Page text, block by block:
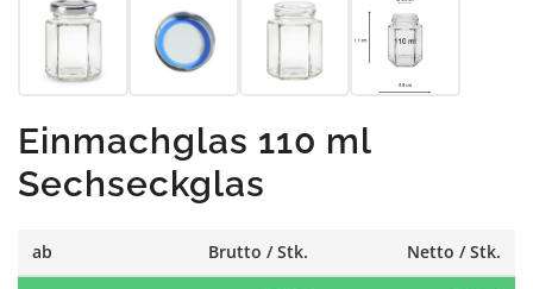
Einmachglas 110 ml
Sechseckglas
ab Brutto / Stk. Netto / Stk.